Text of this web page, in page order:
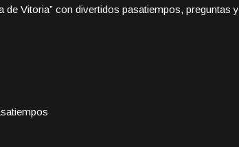
Vitoria” con divertidos pasatiempos, preguntas y